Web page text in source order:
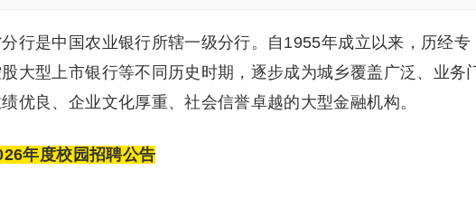
行是中国农业银行所辖一级分行。自1955年成立以来，历经专
大型上市银行等不同历史时期，逐步成为城乡覆盖广泛、业务
优良、企业文化厚重、社会信誉卓越的大型金融机构。
年度校园招聘公告